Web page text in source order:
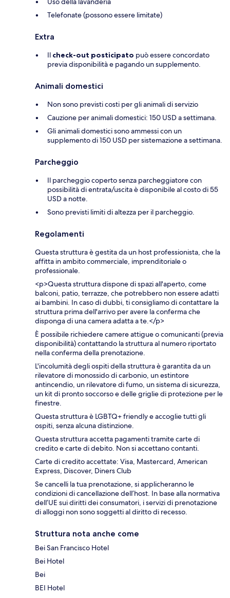
Telefonate (possono essere limitate)
Extra
Il check-out posticipato può essere concordato
previa disponibilità e pagando un supplemento.
Animali domestici
Non sono previsti costi per gli animali di servizio
Cauzione per animali domestici: 150 USD a settimana.
Gli animali domestici sono ammessi con un
supplemento di 150 USD per sistemazione a settimana.
Parcheggio
Il parcheggio coperto senza parcheggiatore con
possibilità di entrata/uscita è disponibile al costo di 55
USD a notte.
Sono previsti limiti di altezza per il parcheggio.
Regolamenti
Questa struttura è gestita da un host professionista, che la
affitta in ambito commerciale, imprenditoriale o
professionale.
<p>Questa struttura dispone di spazi all'aperto, come
balconi, patio, terrazze, che potrebbero non essere adatti
ai bambini. In caso di dubbi, ti consigliamo di contattare la
struttura prima dell'arrivo per avere la conferma che
disponga di una camera adatta a te.</p>
È possibile richiedere camere attigue o comunicanti (previa
disponibilità) contattando la struttura al numero riportato
nella conferma della prenotazione.
L'incolumità degli ospiti della struttura è garantita da un
rilevatore di monossido di carbonio, un estintore
antincendio, un rilevatore di fumo, un sistema di sicurezza,
un kit di pronto soccorso e delle griglie di protezione per le
finestre.
Questa struttura è LGBTQ+ friendly e accoglie tutti gli
ospiti, senza alcuna distinzione.
Questa struttura accetta pagamenti tramite carte di
credito e carte di debito. Non si accettano contanti.
Carte di credito accettate: Visa, Mastercard, American
Express, Discover, Diners Club
Se cancelli la tua prenotazione, si applicheranno le
condizioni di cancellazione dell’host. In base alla normativa
dell’UE sui diritti dei consumatori, i servizi di prenotazione
di alloggi non sono soggetti al diritto di recesso.
Struttura nota anche come
Bei San Francisco Hotel
Bei Hotel
Bei
BEI Hotel